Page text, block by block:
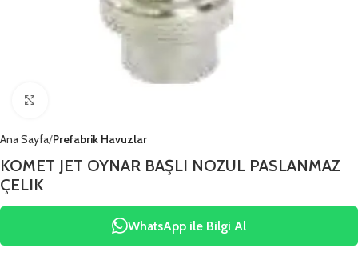
Ana Sayfa Prefabrik Havuzlar
KOMET JET OYNAR BAŞLI NOZUL PASLANMAZ
ÇELIK
WhatsApp ile Bilgi Al